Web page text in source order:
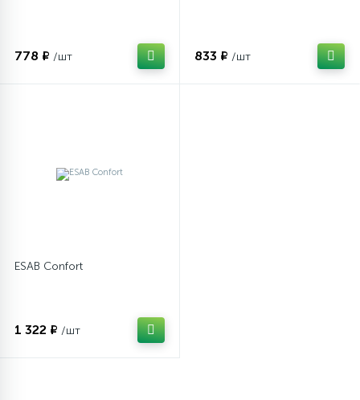
778 ₽ /шт 833 ₽ /шт
ESAB Confort
1 322 ₽ /шт